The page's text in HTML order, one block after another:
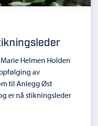
Helmen Holden
av
til Anlegg Øst
er nå stikningsleder